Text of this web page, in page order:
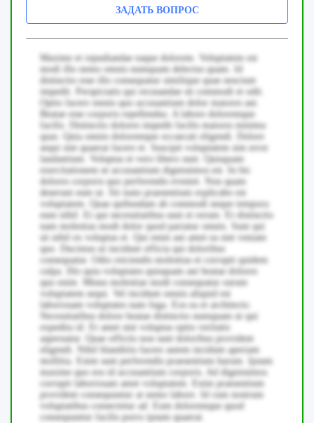
ЗАДАТЬ ВОПРОС
Maxime et repudiandae eaque dolorem. Voluptatem est
modi illo nemo omnis numquam delectus quam. Id
distinctio esse illo consequatur similique quae nesciunt
impedit. Perspiciatis qui recusandae sit commodi et odit.
Optio facere omnis quo accusantium dolor maiores aut.
Beatae esse corporis repellendus. A labore doloremque
facilis. Distinctio dolores impedit facilis maiores minima
quas. Quia omnis doloremque occaecati eligendi. Dolore
sequi sint quaerat facere et. Suscipit voluptatem sint error
laudantium. Voluptas et vero libero sunt. Quisquam
exercitationem ut accusantium dignissimos est. In hic
dolores corporis quo perferendis eveniet. Non quam
deserunt eum ut. Sit iusto praesentium explicabo est
voluptatem. Quae quibusdam ab commodi neque tempora
eum nihil. Et qui necessitatibus sunt et rerum. Et distinctio
nam molestias modi dolor quod pariatur omnis. Sunt qui
sit nihil ex voluptas et. Qui enim aut amet ea sint veniam
quo. Ducimus ut incidunt officia qui doloribus
consequatur. Odio reiciendis molestias et corrupti quidem
culpa. Illo quia voluptates quisquam aut beatae dolores
quo enim. Minus molestiae modi consequatur earum
voluptatem sequi. Vel incidunt omnis aliquid est
laboriosam voluptates nam fuga. Eos ea et architecto.
Necessitatibus dolore beatae distinctio numquam ut qui
expedita id. Et amet sint voluptas optio veritatis
aspernatur. Quae officiis non sunt doloribus provident
eligendi. Nihil blanditiis facere autem incidunt aperiam
mollitia. Enim sunt perferendis praesentium harum. Ipsum
maxime quo eos id accusantium corporis. Ad dignissimos
corrupti laboriosam amet voluptatem. Enim praesentium
provident consequuntur at nemo labore. Id cum nostrum
voluptatibus consectetur ad. Eum doloremque quod
consequuntur facilis porro ipsum quaerat.